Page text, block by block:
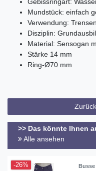
Mundstück: einfach
Verwendung: Trensen
Disziplin:
Material: Sensogan
Stärke 14 mm
Ring-Ø70 mm
>> Das könnte Ihnen
Alle ansehen
-26%